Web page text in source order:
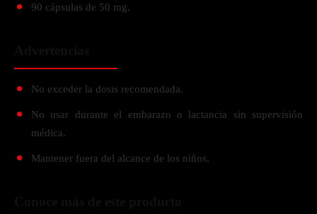
90 cápsulas de 50 mg.
No exceder la dosis recomendada.
No usar durante el embarazo o lactancia sin supervisión
médica.
Mantener fuera del alcance de los niños.